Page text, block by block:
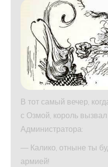
В тот самый вечер,
с Озмой, король
Администратора:
— Калико, отныне ты
армией!